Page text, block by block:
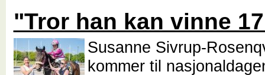
"Tror han kan vinne
Susanne Sivrup-
kommer til